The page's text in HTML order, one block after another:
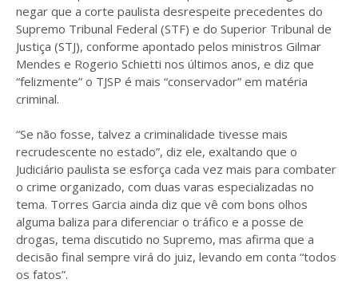
negar que a corte paulista desrespeite precedentes do
Supremo Tribunal Federal (STF) e do Superior Tribunal de
Justiça (STJ), conforme apontado pelos ministros Gilmar
Mendes e Rogerio Schietti nos últimos anos, e diz que
“felizmente” o TJSP é mais “conservador” em matéria
criminal.
“Se não fosse, talvez a criminalidade tivesse mais
recrudescente no estado”, diz ele, exaltando que o
Judiciário paulista se esforça cada vez mais para combater
o crime organizado, com duas varas especializadas no
tema. Torres Garcia ainda diz que vê com bons olhos
alguma baliza para diferenciar o tráfico e a posse de
drogas, tema discutido no Supremo, mas afirma que a
decisão final sempre virá do juiz, levando em conta “todos
os fatos”.